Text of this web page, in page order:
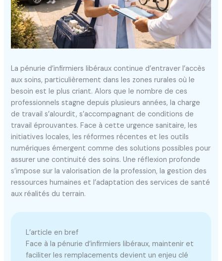
La pénurie d’infirmiers libéraux continue d’entraver l’accès
aux soins, particulièrement dans les zones rurales où le
besoin est le plus criant. Alors que le nombre de ces
professionnels stagne depuis plusieurs années, la charge
de travail s’alourdit, s’accompagnant de conditions de
travail éprouvantes. Face à cette urgence sanitaire, les
initiatives locales, les réformes récentes et les outils
numériques émergent comme des solutions possibles pour
assurer une continuité des soins. Une réflexion profonde
s’impose sur la valorisation de la profession, la gestion des
ressources humaines et l’adaptation des services de santé
aux réalités du terrain.
L’article en bref
Face à la pénurie d’infirmiers libéraux, maintenir et
faciliter les remplacements devient un enjeu clé